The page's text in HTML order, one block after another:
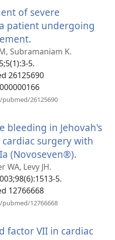
պատուհան)
of severe
patient undergoing
է
նոր
պատուհան)
Subramaniam K.
5.
26125690
26125690
պատուհան)
bleeding in Jehovah's
surgery with
(Novoseven®).
WA, Levy JH.
5.
12766668
12766668
պատուհան)
factor VII in cardiac